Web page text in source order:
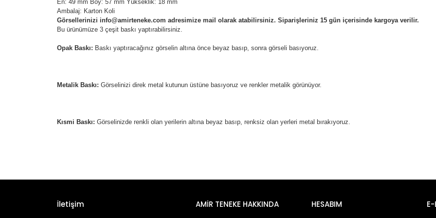
En: 49 mm Boy: 57 mm Yükseklik: 18 mm
Ambalaj: Karton Koli
Görsellerinizi info@amirteneke.com adresimize mail olarak atabilirsiniz. Siparişleriniz 15 gün içerisinde kargoya verilir.
Bu ürünümüze 3 çeşit baskı yaptırabilirsiniz.
Opak Baskı: Baskı yaptıracağınız görselin altına önce beyaz basıp, sonra görseli basıyoruz.
Metalik Baskı: Görselinizi direk metal kutunun üstüne basıyoruz ve renkler metalik görünüyor.
Kısmi Baskı: Görselinizde renkli olan yerilerin altına beyaz basıp, renksiz olan yerleri metal bırakıyoruz.
İletişim AMİR TENEKE HAKKINDA HESABIM E-